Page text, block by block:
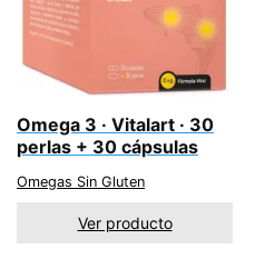
Omega 3 · Vitalart · 30
perlas + 30 cápsulas
Omegas Sin Gluten
Ver producto